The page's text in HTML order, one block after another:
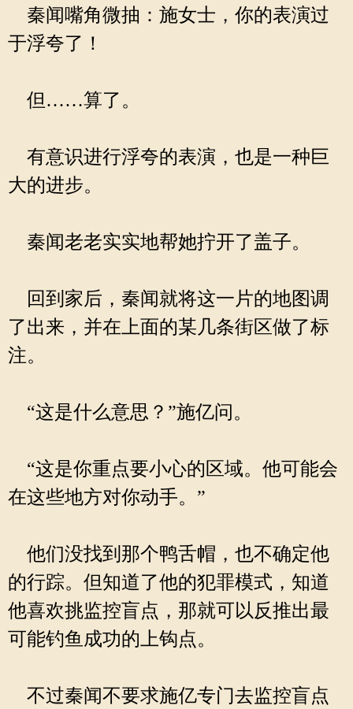
秦闻嘴角微抽：施女士，你的表演过
于浮夸了！
但……算了。
有意识进行浮夸的表演，也是一种巨
大的进步。
秦闻老老实实地帮她拧开了盖子。
回到家后，秦闻就将这一片的地图调
了出来，并在上面的某几条街区做了标
注。
“这是什么意思？”施亿问。
“这是你重点要小心的区域。他可能会
在这些地方对你动手。”
他们没找到那个鸭舌帽，也不确定他
的行踪。但知道了他的犯罪模式，知道
他喜欢挑监控盲点，那就可以反推出最
可能钓鱼成功的上钩点。
不过秦闻不要求施亿专门去监控盲点